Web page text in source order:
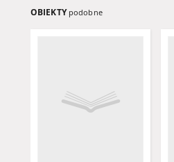
OBIEKTY podobne